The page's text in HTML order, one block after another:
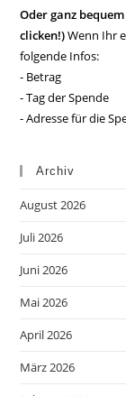
Oder ganz
clicken!)Wenn Ihr
folgende Infos:
- Betrag
- Tag der Spende
- Adresse für die
Archiv
August 2026
Juli 2026
Juni 2026
Mai 2026
April 2026
März 2026